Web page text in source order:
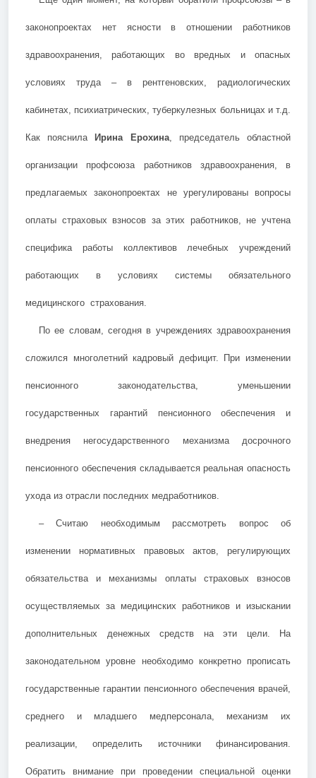
законопроектах нет ясности в отношении работников
здравоохранения, работающих во вредных и опасных
условиях труда – в рентгеновских, радиологических
кабинетах, психиатрических, туберкулезных больницах и т.д.
Как пояснила Ирина Ерохина, председатель областной
организации профсоюза работников здравоохранения, в
предлагаемых законопроектах не урегулированы вопросы
оплаты страховых взносов за этих работников, не учтена
специфика работы коллективов лечебных учреждений
работающих в условиях системы обязательного
медицинского страхования.
По ее словам, сегодня в учреждениях здравоохранения
сложился многолетний кадровый дефицит. При изменении
пенсионного законодательства, уменьшении
государственных гарантий пенсионного обеспечения и
внедрения негосударственного механизма досрочного
пенсионного обеспечения складывается реальная опасность
ухода из отрасли последних медработников.
– Считаю необходимым рассмотреть вопрос об
изменении нормативных правовых актов, регулирующих
обязательства и механизмы оплаты страховых взносов
осуществляемых за медицинских работников и изыскании
дополнительных денежных средств на эти цели. На
законодательном уровне необходимо конкретно прописать
государственные гарантии пенсионного обеспечения врачей,
среднего и младшего медперсонала, механизм их
реализации, определить источники финансирования.
Обратить внимание при проведении специальной оценки